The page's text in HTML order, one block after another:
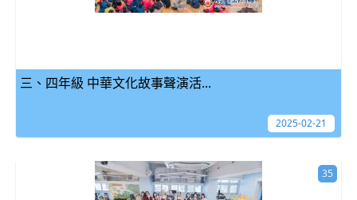
三、四年級 中華文化故事聲演活...
2025-02-21
35